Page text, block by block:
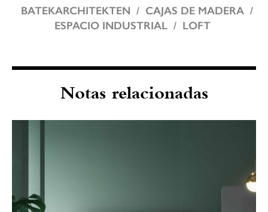
BATEKARCHITEKTEN
CAJAS DE MADERA
ESPACIO INDUSTRIAL
LOFT
Notas relacionadas